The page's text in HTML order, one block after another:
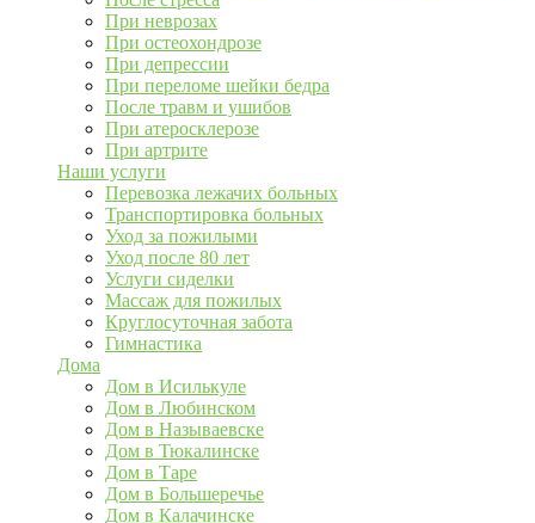
При неврозах
При остеохондрозе
При депрессии
При переломе шейки бедра
После травм и ушибов
При атеросклерозе
При артрите
Наши услуги
Перевозка лежачих больных
Транспортировка больных
Уход за пожилыми
Уход после 80 лет
Услуги сиделки
Массаж для пожилых
Круглосуточная забота
Гимнастика
Дома
Дом в Исилькуле
Дом в Любинском
Дом в Называевске
Дом в Тюкалинске
Дом в Таре
Дом в Большеречье
Дом в Калачинске